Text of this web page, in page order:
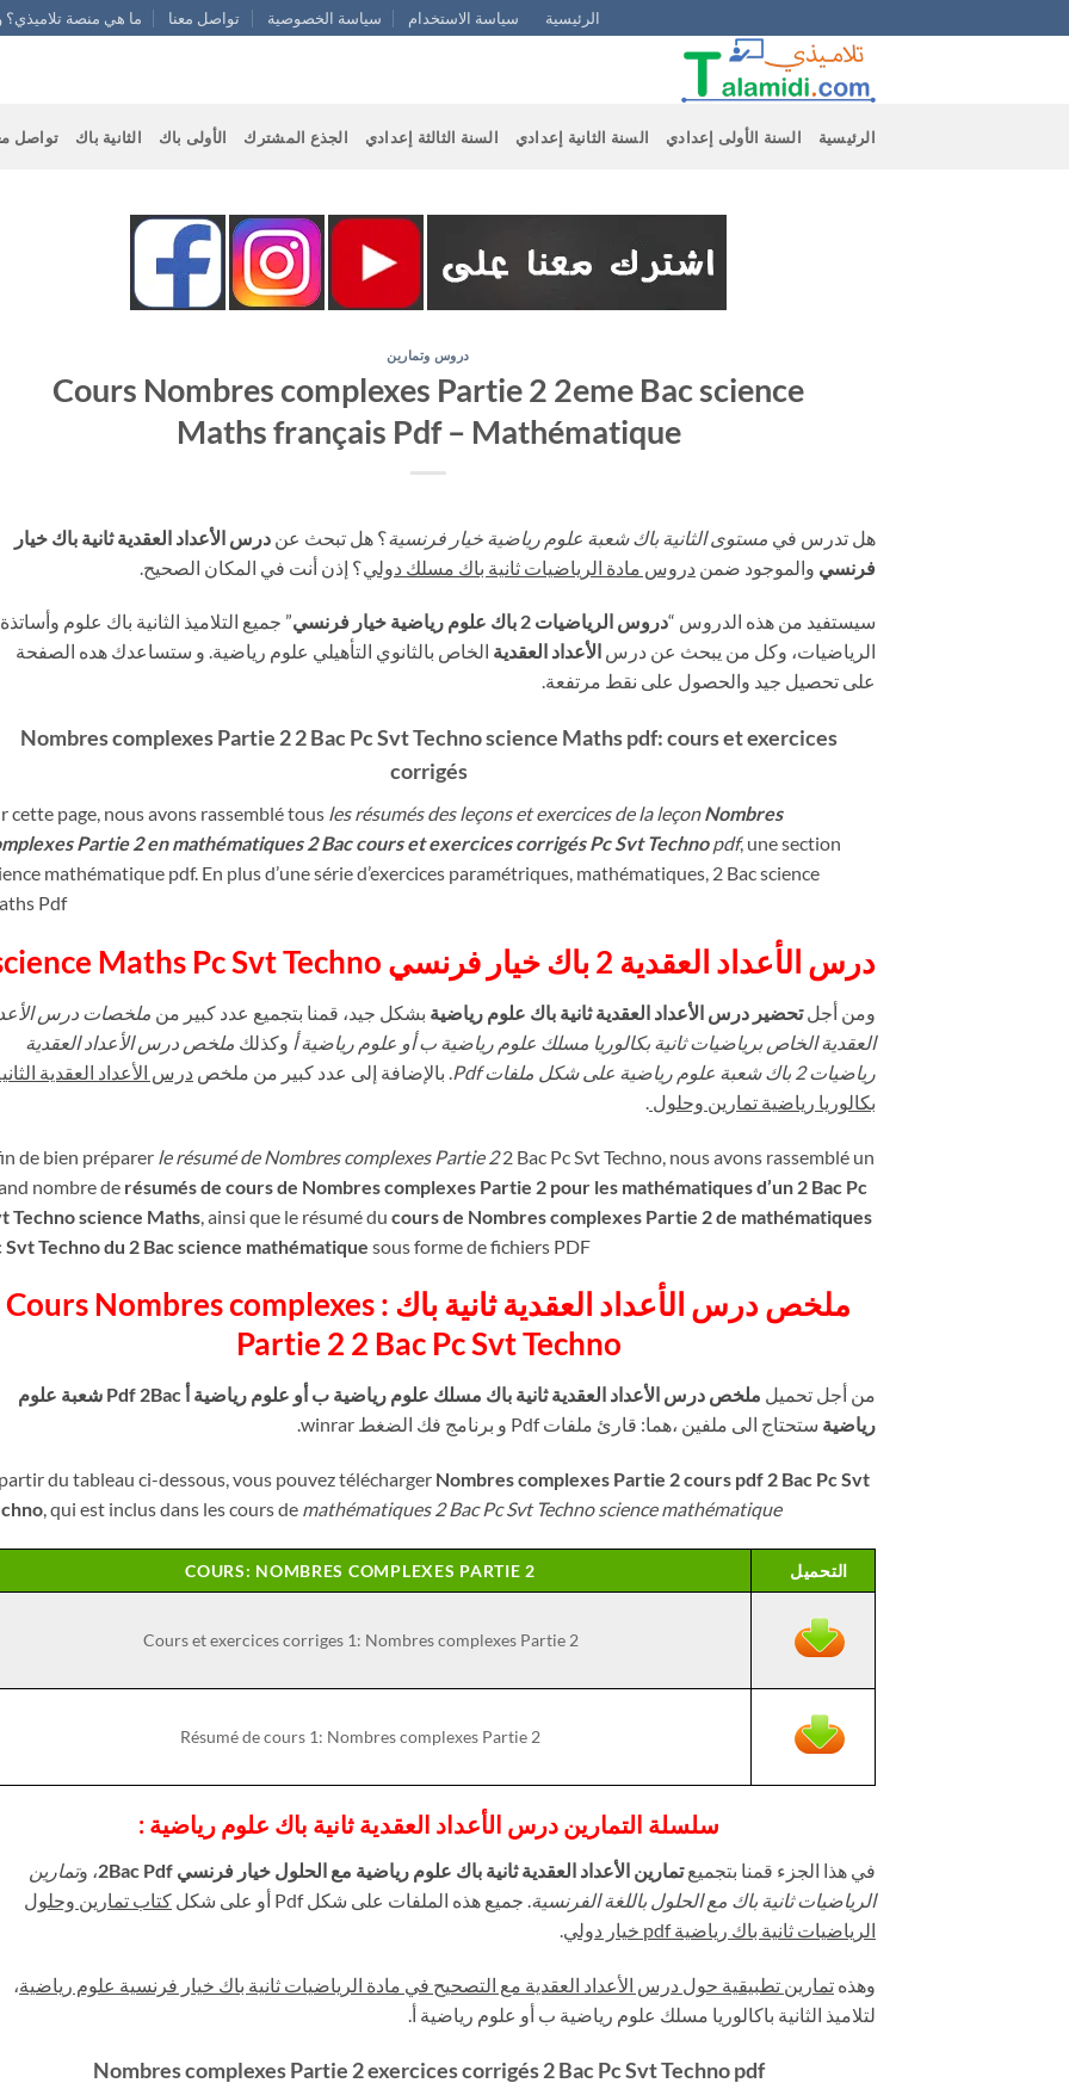
to
الرئيسية سياسة الاستخدام سياسة الخصوصية تواصل معنا ما هي منصة تلاميذي؟
الرئيسية السنة الأولى إعدادي السنة الثانية إعدادي السنة الثالثة إعدادي الجذع المشترك الأولى باك الثانية باك تواصل
دروس وتمارين
Cours Nombres complexes Partie 2 2eme Bac science
Maths français Pdf – Mathématique
هل تدرس في مستوى الثانية باك شعبة علوم رياضية خيار فرنسية؟ هل تبحث عن درس الأعداد العقدية ثانية باك خيار
فرنسي والموجود ضمن دروس مادة الرياضيات ثانية باك مسلك دولي؟ إذن أنت في المكان الصحيح.
سيستفيد من هذه الدروس “دروس الرياضيات 2 باك علوم رياضية خيار فرنسي
” جميع التلاميذ الثانية باك علوم وأساتذة
الرياضيات، وكل من يبحث عن درس الأعداد العقدية الخاص بالثانوي التأهيلي علوم رياضية. و ستساعدك هده الصفحة
على تحصيل جيد والحصول على نقط مرتفعة.
Nombres complexes Partie 2 2 Bac Pc Svt Techno science Maths pdf: cours et exercices
corrigés
cette page, nous avons rassemblé tous les résumés des leçons et exercices de la leçonNombres
Partie 2 en mathématiques 2 Bac cours et exercices corrigésPc Svt Technopdf, une section
mathématique pdf. En plus d’une série d’exercices paramétriques, mathématiques, 2 Bac science
Pdf
درس الأعداد العقدية 2 باك خيار فرنسي science Maths Pc Svt Techno:
ومن أجلتحضير درس الأعداد العقدية ثانية باك علوم رياضية بشكل جيد، قمنا بتجميع عدد كبير من ملخصات درس
العقدية الخاص برياضيات ثانية بكالوريا مسلك علوم رياضية ب أو علوم رياضية أ وكذلك ملخص درس الأعداد العقدية
رياضيات 2 باك شعبة علوم رياضية على شكل ملفات Pdf
. بالإضافة إلى عدد كبير من ملخص درس الأعداد العقدية
بكالوريا رياضية تمارين وحلول
de bien préparer le résumé de Nombres complexes Partie 22 Bac Pc Svt Techno, nous avons rassemblé un
nombre de résumés de cours de Nombres complexes Partie 2 pour les mathématiques d’un 2 Bac Pc
Techno science Maths , ainsi que le résumé du cours de Nombres complexes Partie 2 de mathématiques
Svt Techno du 2 Bac science mathématique sous forme de fichiers PDF
ملخص درس الأعداد العقدية ثانية باك : Cours Nombres complexes
Partie 2 2 Bac Pc Svt Techno
من أجل تحميل
ملخص درس الأعداد العقدية ثانية باك مسلك علوم رياضية ب أو علوم رياضية أ Pdf 2Bac شعبة علوم
رياضية ستحتاج الى ملفين ،هما: قارئ ملفات Pdf و برنامج فك الضغط winrar.
du tableau ci-dessous, vous pouvez télécharger Nombres complexes Partie 2 cours pdf 2 Bac Pc Svt
, qui est inclus dans les cours de mathématiques 2 Bac Pc Svt Techno science mathématique
التحميل COURS: NOMBRES COMPLEXES PARTIE 2
Cours et exercices corriges 1: Nombres complexes Partie 2
Résumé de cours 1: Nombres complexes Partie 2
سلسلة التمارين درس الأعداد العقدية ثانية باك علوم رياضية :
في هذا الجزء قمنا بتجميعتمارين الأعداد العقدية ثانية باك علوم رياضية مع الحلول خيار فرنسي 2Bac Pdf ، وتمارين
الرياضيات ثانية باك مع الحلول باللغة الفرنسية . جميع هذه الملفات على شكل Pdf أو على شكل
كتاب تمارين وحلول
الرياضيات ثانية باك رياضيةpdf خيار دولي
وهذه تمارين تطبيقية حول درس الأعداد العقدية مع التصحيح في مادة الرياضيات ثانية باك خيار فرنسية علوم رياضية،
لتلاميذ الثانية باكالوريا مسلك علوم رياضية ب أو علوم رياضية أ.
Nombres complexes Partie 2 exercices corrigés 2 Bac Pc Svt Techno pdf